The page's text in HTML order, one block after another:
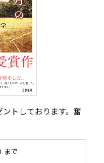
トしております。奮
まで